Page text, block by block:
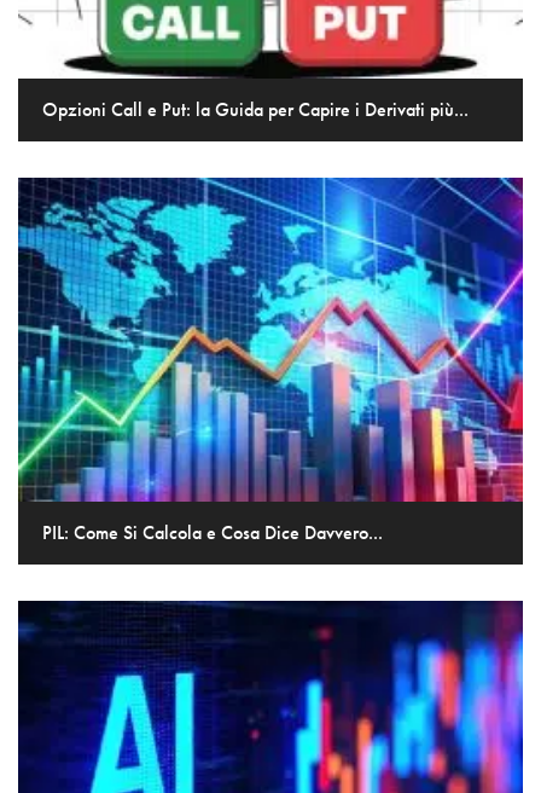
Opzioni Call e Put: la Guida per Capire i Derivati più...
PIL: Come Si Calcola e Cosa Dice Davvero...